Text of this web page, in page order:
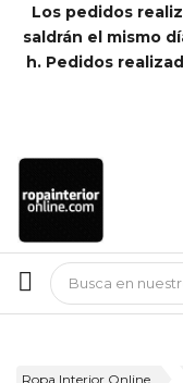
Los pedidos
saldrán el mismo
h. Pedidos
Ropa Interior Online